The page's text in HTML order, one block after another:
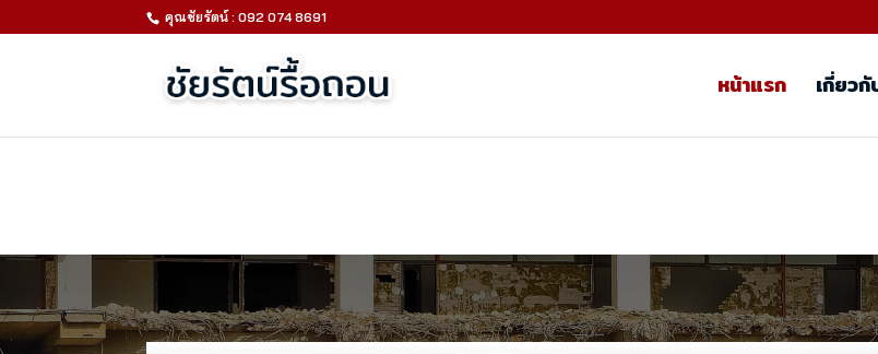
คุณชัยรัตน์ : 092 074 8691
หน้าแรก เกี่ยวกั